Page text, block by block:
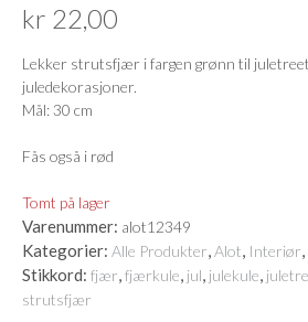
kr 22,00
Lekker strutsfjær i fargen grønn til
juledekorasjoner.
Mål: 30 cm
Fås også i rød
Tomt på lager
Varenummer: alot12349
Kategorier: Alle Produkter,Alot, Interiør,
Stikkord: fjær,fjærkule, jul, julekule, juletre
strutsfjær